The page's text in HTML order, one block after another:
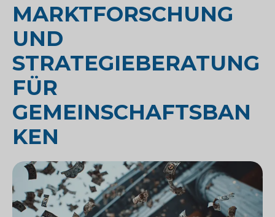
MARKTFORSCHUNG
UND
STRATEGIEBERATUNG
FÜR
GEMEINSCHAFTSBAN
KEN